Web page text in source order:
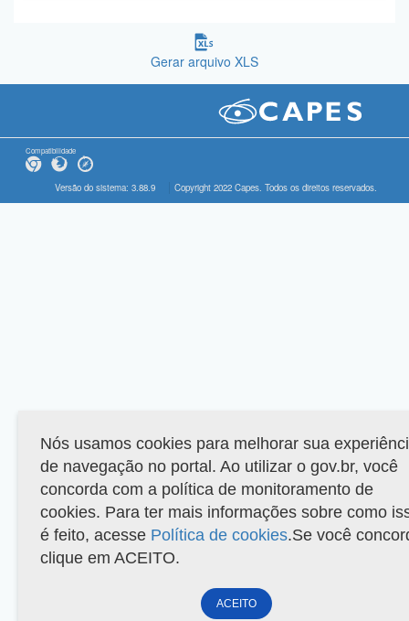
Gerar arquivo XLS
Compatibilidade
Versão do sistema: 3.88.9 Copyright 2022 Capes. Todos os direitos reservados.
Nós usamos cookies para melhorar sua
de navegação no portal. Ao utilizar o gov.br, você
concorda com a política de monitoramento de
cookies. Para ter mais informações sobre como
é feito, acesse Política de cookies.Se você
clique em ACEITO.
ACEITO